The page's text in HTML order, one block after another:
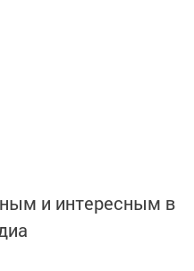
и интересным в